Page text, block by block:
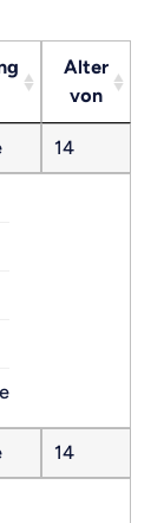
Alter
von
14
14